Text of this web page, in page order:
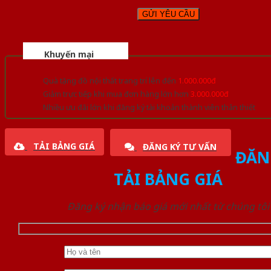
Khuyến mại
Quà tặng đồ nội thất trang trí lên đến 1.000.000đ
Giảm trực tiếp khi mua đơn hàng lớn hơn 3.000.000đ
Nhiều ưu đãi lớn khi đăng ký tài khoản thành viên thân thiết
TẢI BẢNG GIÁ ĐĂNG KÝ TƯ VẤN
TẢI BẢNG GIÁ
Đăng ký nhận báo giá mới nhất từ chúng tôi